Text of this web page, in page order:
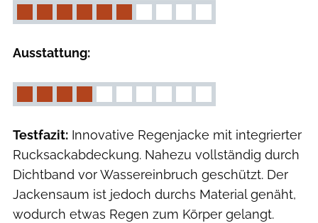
Ausstattung:
Testfazit: Innovative Regenjacke mit integrierter
Rucksackabdeckung. Nahezu vollständig durch
Dichtband vor Wassereinbruch geschützt. Der
Jackensaum ist jedoch durchs Material genäht,
wodurch etwas Regen zum Körper gelangt.